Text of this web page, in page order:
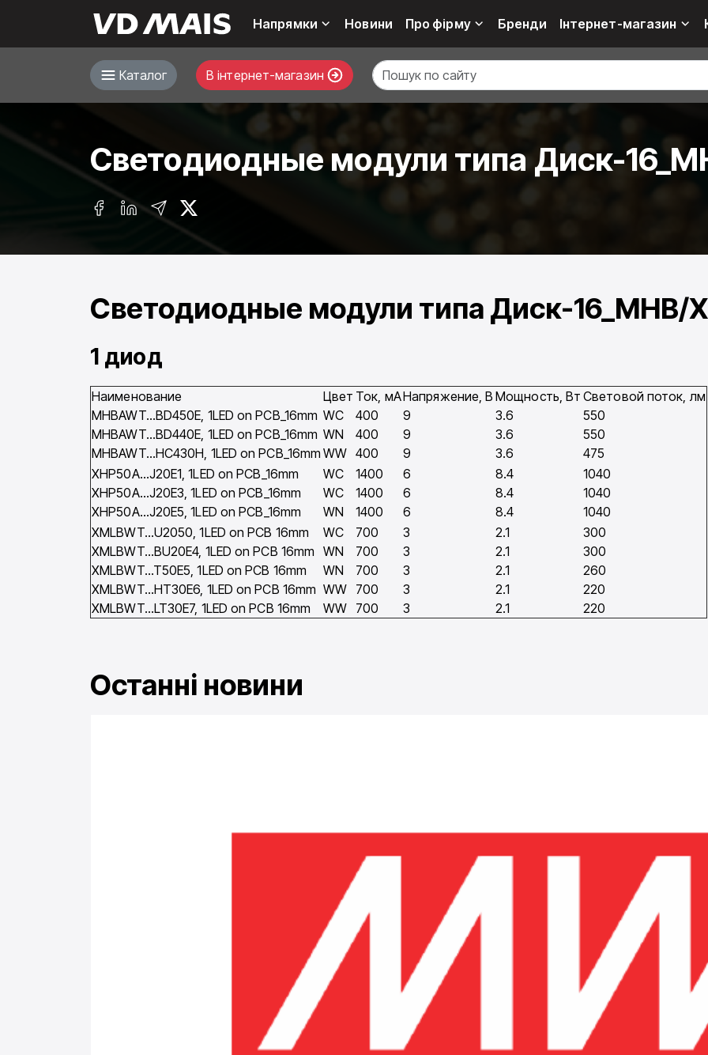
Напрямки Новини Про фірму Бренди Інтернет-магазин
Каталог В інтернет-магазин
Светодиодные модули типа Диск-
Светодиодные модули типа Диск-16_MHB/
1 диод
Наименование Цвет Ток, мAНапряжение, В Мощность, Вт Световой поток, лм
MHBAWT…BD450E, 1LED on PCB_16mm WC 400 9 3.6
550
MHBAWT…BD440E, 1LED on PCB_16mm WN 400 9 3.6
550
MHBAWT…HC430H, 1LED on PCB_16mm WW 400 9 3.6
475
XHP50A…J20E1, 1LED on PCB_16mm
WC 1400 6 8.4
1040
XHP50A…J20E3, 1LED on PCB_16mm
WC 1400 6 8.4
1040
XHP50A…J20E5, 1LED on PCB_16mm
WN 1400 6 8.4
1040
XMLBWT…U2050, 1LED on PCB 16mm
WC 700 3 2.1
300
XMLBWT…BU20E4, 1LED on PCB 16mm WN 700 3 2.1
300
XMLBWT…T50E5, 1LED on PCB 16mm
WN 700 3 2.1
260
XMLBWT…HT30E6, 1LED on PCB 16mm WW 700 3 2.1
220
XMLBWT…LT30E7, 1LED on PCB 16mm
WW 700 3 2.1 220
Останні новини